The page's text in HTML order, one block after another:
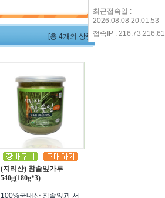
[총 4개의 상품]
(지리산) 참솔잎가루
540g(180g*3)
100%국내산 침솔잎과 서
최근접속일 :
2026.08.08 20:01:53
접속IP : 216.73.216.61